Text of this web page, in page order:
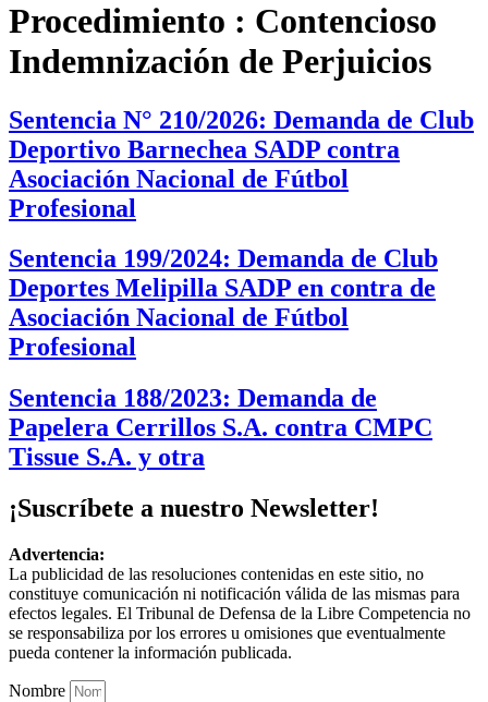
Procedimiento : Contencioso
Indemnización de Perjuicios
Sentencia N° 210/2026: Demanda de Club
Deportivo Barnechea SADP contra
Asociación Nacional de Fútbol
Profesional
Sentencia 199/2024: Demanda de Club
Deportes Melipilla SADP en contra de
Asociación Nacional de Fútbol
Profesional
Sentencia 188/2023: Demanda de
Papelera Cerrillos S.A. contra CMPC
Tissue S.A. y otra
¡Suscríbete a nuestro Newsletter!
Advertencia:
La publicidad de las resoluciones contenidas en este sitio, no
constituye comunicación ni notificación válida de las mismas para
efectos legales. El Tribunal de Defensa de la Libre Competencia no
se responsabiliza por los errores u omisiones que eventualmente
pueda contener la información publicada.
Nombre